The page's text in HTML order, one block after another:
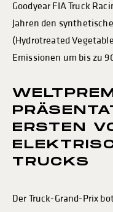
Goodyear FIA Truck
Jahren den
(Hydrotreated
Emissionen um bis zu
ERSTEN
TRUCKS
Der Truck-Grand-Prix